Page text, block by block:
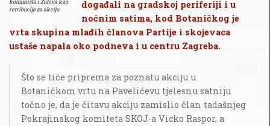
komunista i Židova kao
retribucija za akciju
događali na gradskoj periferiji i u
noćnim satima, kod Botaničkog je
vrta skupina mlađih članova Partije i skojevaca
ustaše napala oko podneva i u centru Zagreba.
Što se tiče priprema za poznatu akciju u
Botaničkom vrtu na Pavelićevu tjelesnu satniju
točno je, da je čitavu akciju zamislio član tadašnjeg
Pokrajinskog komiteta SKOJ-a Vicko Raspor, a